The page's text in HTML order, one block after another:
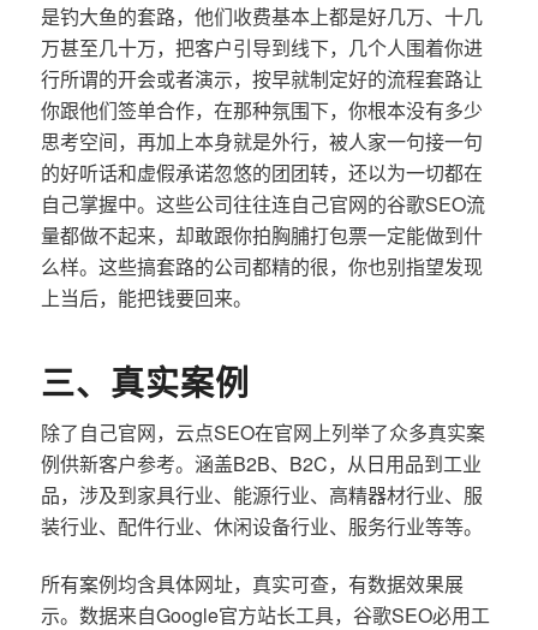
是钓大鱼的套路，他们收费基本上都是好几万、十几
万甚至几十万，把客户引导到线下，几个人围着你进
行所谓的开会或者演示，按早就制定好的流程套路让
你跟他们签单合作，在那种氛围下，你根本没有多少
思考空间，再加上本身就是外行，被人家一句接一句
的好听话和虚假承诺忽悠的团团转，还以为一切都在
自己掌握中。这些公司往往连自己官网的谷歌SEO流
量都做不起来，却敢跟你拍胸脯打包票一定能做到什
么样。这些搞套路的公司都精的很，你也别指望发现
上当后，能把钱要回来。
三、真实案例
除了自己官网，云点SEO在官网上列举了众多真实案
例供新客户参考。涵盖B2B、B2C，从日用品到工业
品，涉及到家具行业、能源行业、高精器材行业、服
装行业、配件行业、休闲设备行业、服务行业等等。
所有案例均含具体网址，真实可查，有数据效果展
示。数据来自Google官方站长工具，谷歌SEO必用工